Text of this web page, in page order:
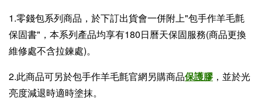
1.零錢包系列商品，於下訂出貨會一併附上"包手作羊毛氈
保固書"，本系列產品均享有180日曆天保固服務(商品更換
維修處不含拉鍊處)。
2.此商品可另於包手作羊毛氈官網另購商品保護膠，並於光
亮度減退時適時塗抹。